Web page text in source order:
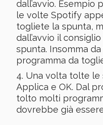
dall’avvio.
le volte Spotify
togliete la spunta,
dall’avvio il
spunta. Insomma
programma da
Una volta tolte le
Applica e OK. Dal
tolto molti
dovrebbe già